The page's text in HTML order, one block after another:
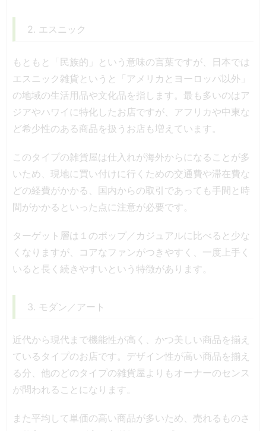
2. エスニック
もともと「民族的」という意味の言葉ですが、日本では
エスニック雑貨というと「アメリカとヨーロッパ以外」
の地域の生活用品や文化品を指します。最も多いのはア
ジアやハワイに特化したお店ですが、アフリカや中東な
ど希少性のある商品を扱うお店も増えています。
このタイプの雑貨屋は仕入れが海外からになることが多
いため、現地に買い付けに行くための交通費や滞在費な
どの経費がかかる、国内からの取引であっても手間と時
間がかかるといった点に注意が必要です。
ターゲット層は１のポップ／カジュアルに比べると少な
くなりますが、コアなファンがつきやすく、一度上手く
いると長く続きやすいという特徴があります。
3. モダン／アート
近代から現代まで機能性が高く、かつ美しい商品を揃え
ているタイプのお店です。デザイン性が高い商品を揃え
る分、他のどのタイプの雑貨屋よりもオーナーのセンス
が問われることになります。
また平均して単価の高い商品が多いため、売れるものさ